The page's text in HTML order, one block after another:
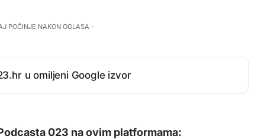
POČINJE NAKON OGLASA -
u omiljeni Google izvor
023 na ovim platformama: